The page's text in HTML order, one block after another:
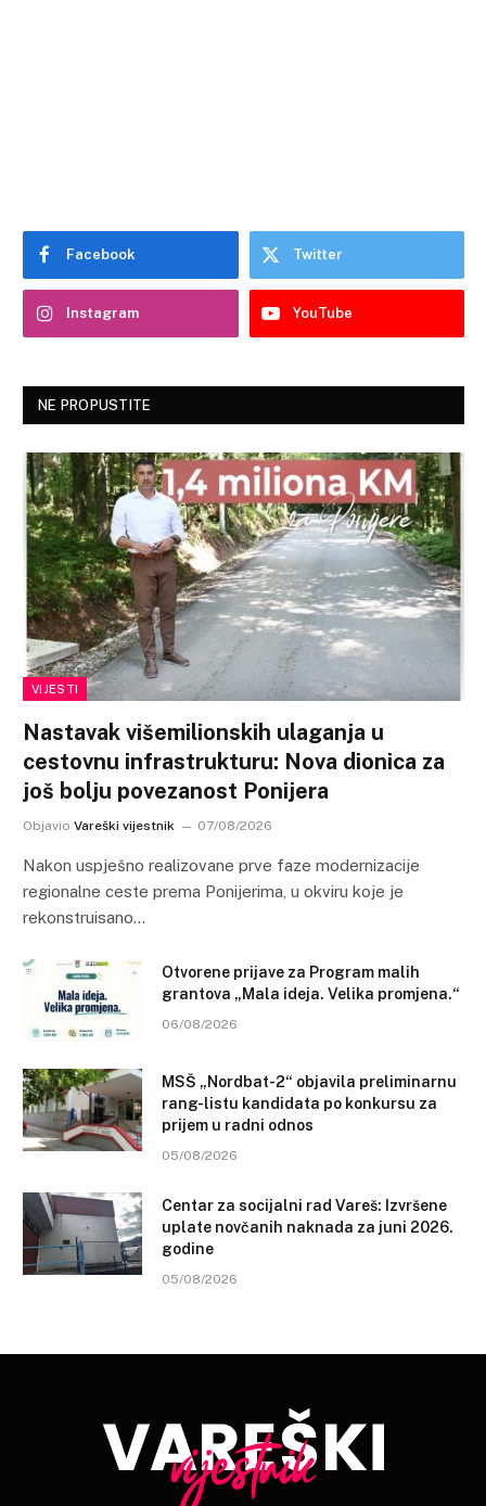
Facebook Twitter
Instagram YouTube
NE PROPUSTITE
VIJESTI
Nastavak višemilionskih ulaganja u
cestovnu infrastrukturu: Nova dionica za
još bolju povezanost Ponijera
Objavio Vareški vijestnik 07/08/2026
Nakon uspješno realizovane prve faze modernizacije
regionalne ceste prema Ponijerima, u okviru koje je
rekonstruisano…
Otvorene prijave za Program malih
grantova „Mala ideja. Velika promjena.“
06/08/2026
MSŠ „Nordbat-2“ objavila preliminarnu
rang-listu kandidata po konkursu za
prijem u radni odnos
05/08/2026
Centar za socijalni rad Vareš: Izvršene
uplate novčanih naknada za juni 2026.
godine
05/08/2026